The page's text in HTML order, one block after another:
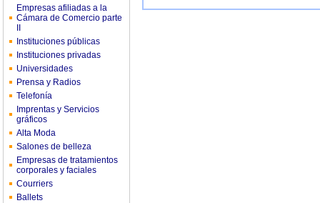
Empresas afiliadas a la
Cámara de Comercio parte
Instituciones públicas
Instituciones privadas
Universidades
Prensa y Radios
Telefonía
Imprentas y Servicios
gráficos
Alta Moda
Salones de belleza
Empresas de tratamientos
corporales y faciales
Courriers
Ballets